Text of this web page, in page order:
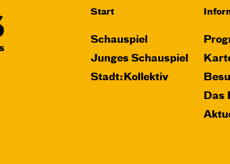
Start
Schauspiel
Junges Schauspiel
Stadt:Kollektiv
Das